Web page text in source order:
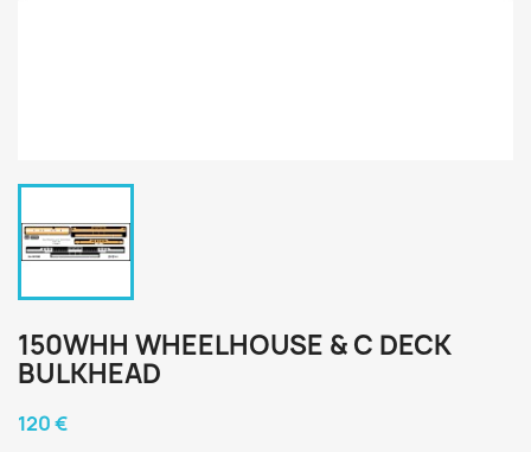
150WHH WHEELHOUSE & C DECK
BULKHEAD
120 €